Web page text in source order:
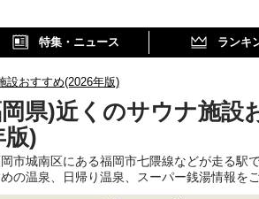
特集・ニュース ランキ
設おすすめ(2026年版)
県)近くのサウナ施設
版)
市城南区にある福岡市七隈線などが走る駅
の温泉、日帰り温泉、スーパー銭湯情報をご